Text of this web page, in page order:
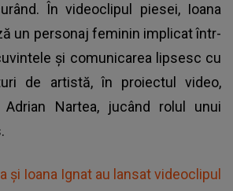
În videoclipul piesei, Ioana
un personaj feminin implicat într-
și comunicarea lipsesc cu
de artistă, în proiectul video,
Nartea, jucând rolul unui
și Ioana Ignat au lansat videoclipul